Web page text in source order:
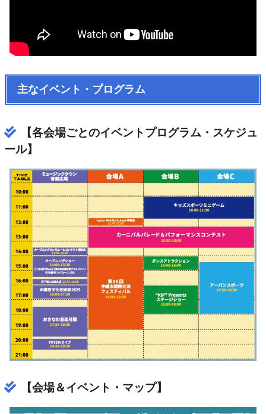
主なイベント・プログラム
【各会場ごとのイベントプログラム・スケジュ
ール】
【会場＆イベント・マップ】